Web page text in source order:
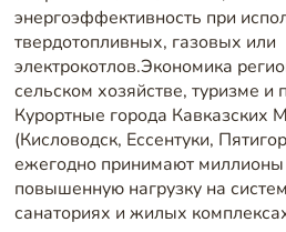
энергоэффективность при
твердотопливных, газовых или
электрокотлов.Экономика
сельском хозяйстве, туризме
Курортные города Кавказских
(Кисловодск, Ессентуки,
ежегодно принимают миллионы
повышенную нагрузку на
санаториях и жилых